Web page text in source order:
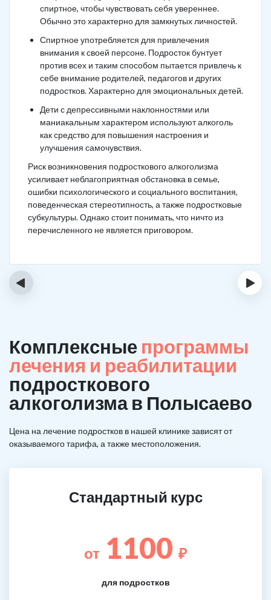
спиртное, чтобы чувствовать себя увереннее.
Обычно это характерно для замкнутых личностей.
Спиртное употребляется для привлечения
внимания к своей персоне. Подросток бунтует
против всех и таким способом пытается привлечь к
себе внимание родителей, педагогов и других
подростков. Характерно для эмоциональных детей.
Дети с депрессивными наклонностями или
маниакальным характером используют алкоголь
как средство для повышения настроения и
улучшения самочувствия.
Риск возникновения подросткового алкоголизма
усиливает неблагоприятная обстановка в семье,
ошибки психологического и социального воспитания,
поведенческая стереотипность, а также подростковые
субкультуры. Однако стоит понимать, что ничто из
перечисленного не является приговором.
‹ ›
Комплексные программы
лечения и реабилитации
подросткового
алкоголизма в Полысаево
Цена на лечение подростков в нашей клинике зависят от
оказываемого тарифа, а также местоположения.
Стандартный курс
от 1100 ₽
для подростков